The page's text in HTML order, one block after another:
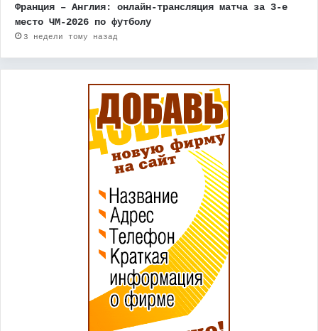
Франция – Англия: онлайн-трансляция матча за 3-е
место ЧМ-2026 по футболу
3 недели тому назад